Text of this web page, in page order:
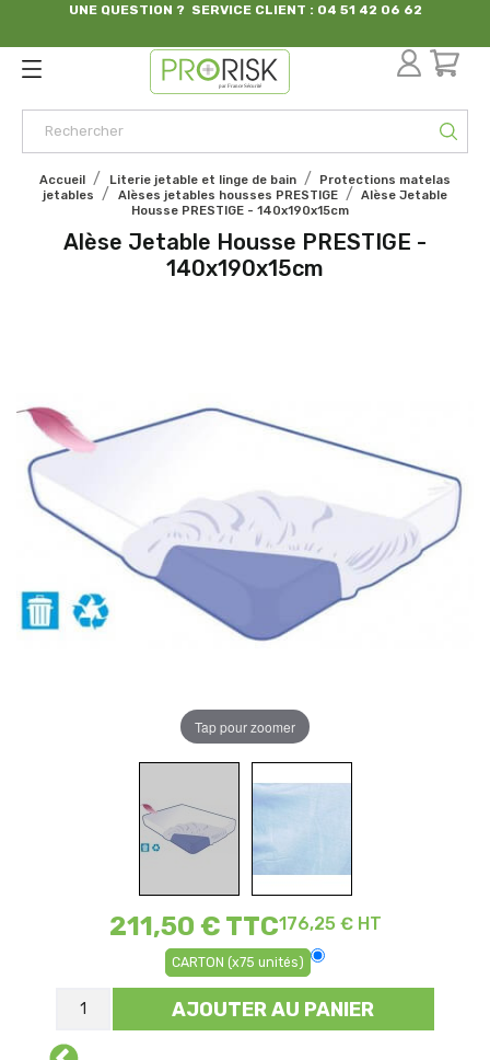
UNE QUESTION ? SERVICE CLIENT : 04 51 42 06 62
par France Sécurité
Accueil Literie jetable et linge de bain
Protections matelas
jetables
Alèses jetables housses PRESTIGE
Alèse Jetable
Housse PRESTIGE - 140x190x15cm
Alèse Jetable Housse PRESTIGE -
140x190x15cm
Tap pour zoomer
211,50 € TTC176,25 € HT
CARTON (x75 unités)
AJOUTER AU PANIER